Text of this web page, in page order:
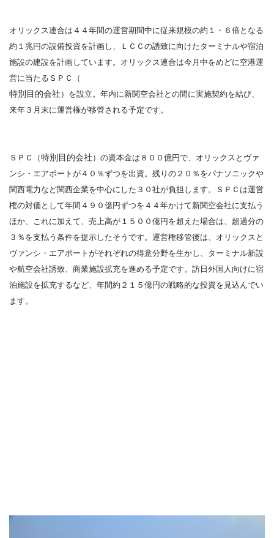
オリックス連合は４４年間の運営期間中に従来規模の約１・６倍となる
約１兆円の設備投資を計画し、ＬＣＣの誘致に向けたターミナルや宿泊
施設の建設を計画しています。オリックス連合は今月中をめどに空港運
営に当たるＳＰＣ（
特別目的会社 ）を設立。年内に新関空会社との間に実施契約を結び、
来年３月末に運営権が移管される予定です。
ＳＰＣ（特別目的会社 ）の資本金は８００億円で、オリックスとヴァ
ンシ・エアポートが４０％ずつを出資。残りの２０％をパナソニックや
関西電力など関西企業を中心にした３０社が負担します。ＳＰＣは運営
権の対価として年間４９０億円ずつを４４年かけて新関空会社に支払う
ほか、これに加えて、売上高が１５００億円を超えた場合は、超過分の
３％を支払う条件を提示したそうです。運営権移管後は、オリックスと
ヴァンシ・エアポートがそれぞれの得意分野を生かし、ターミナル新設
や航空会社誘致、商業施設拡充を進める予定です。訪日外国人向けに宿
泊施設を拡充するなど、年間約２１５億円の戦略的な投資を見込んでい
ます。